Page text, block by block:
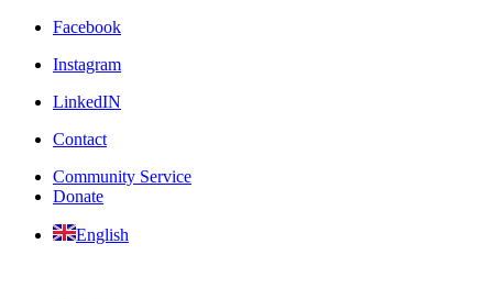
Facebook
Instagram
LinkedIN
Contact
Community Service
Donate
English